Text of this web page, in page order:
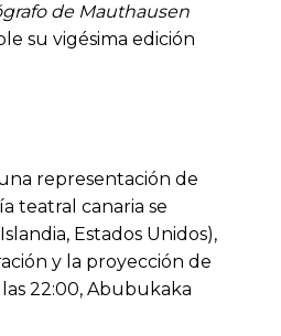
de Mauthausen
su vigésima edición
representación de
teatral canaria se
Estados Unidos),
y la proyección de
22:00, Abubukaka